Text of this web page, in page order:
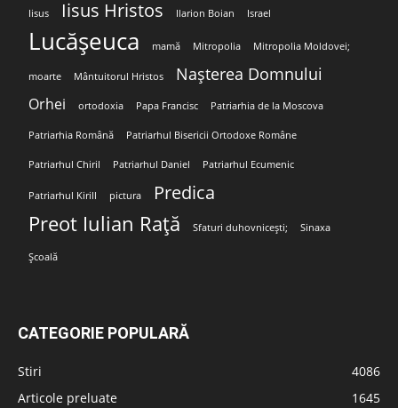
Iisus Iisus Hristos Ilarion Boian Israel
Lucășeuca mamă Mitropolia Mitropolia Moldovei;
moarte Mântuitorul Hristos Nașterea Domnului
Orhei ortodoxia Papa Francisc Patriarhia de la Moscova
Patriarhia Română Patriarhul Bisericii Ortodoxe Române
Patriarhul Chiril Patriarhul Daniel Patriarhul Ecumenic
Patriarhul Kirill pictura Predica
Preot Iulian Rață Sfaturi duhovnicești; Sinaxa
Școală
CATEGORIE POPULARĂ
Stiri
4086
Articole preluate
1645